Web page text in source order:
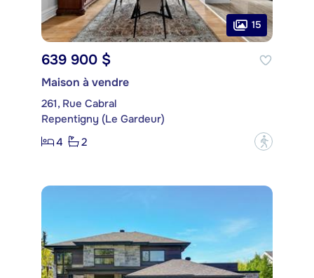
15
639 900 $
Maison à vendre
261, Rue Cabral
Repentigny (Le Gardeur)
4
2 ?